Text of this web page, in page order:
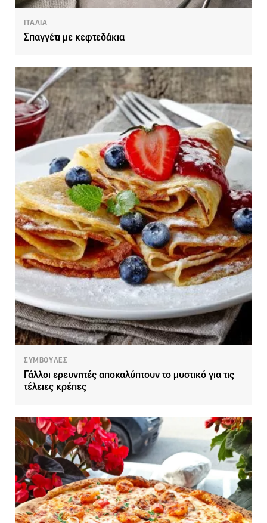
ΙΤΑΛΙΑ
Σπαγγέτι με κεφτεδάκια
ΣΥΜΒΟΥΛΕΣ
Γάλλοι ερευνητές αποκαλύπτουν το μυστικό για τις
τέλειες κρέπες